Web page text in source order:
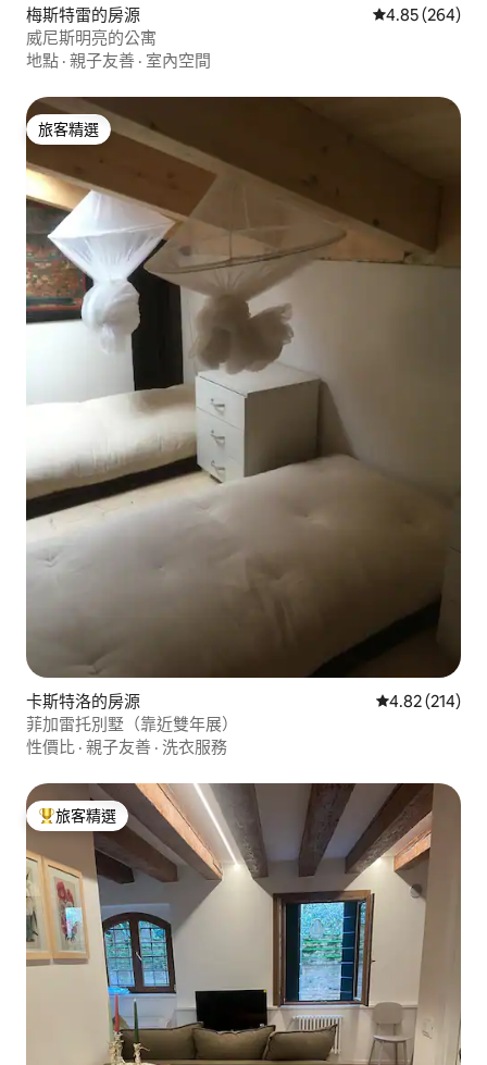
梅斯特雷的房源 從 264 則評價
4.85 (264)
威尼斯明亮的公寓
地點 · 親子友善 · 室內空間
旅客精選
旅客精選
卡斯特洛的房源 從 214 則評價
4.82 (214)
菲加雷托別墅（靠近雙年展）
性價比 · 親子友善 · 洗衣服務
旅客精選榜首
旅客精選